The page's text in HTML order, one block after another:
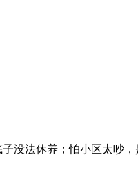
法休养；怕小区太吵